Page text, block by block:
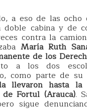
a eso de las ocho
doble cabina y de
contra la
María Ruth
de los
a los dos
como parte de su
llevaron hasta la
Fortul (Arauca).
sigue